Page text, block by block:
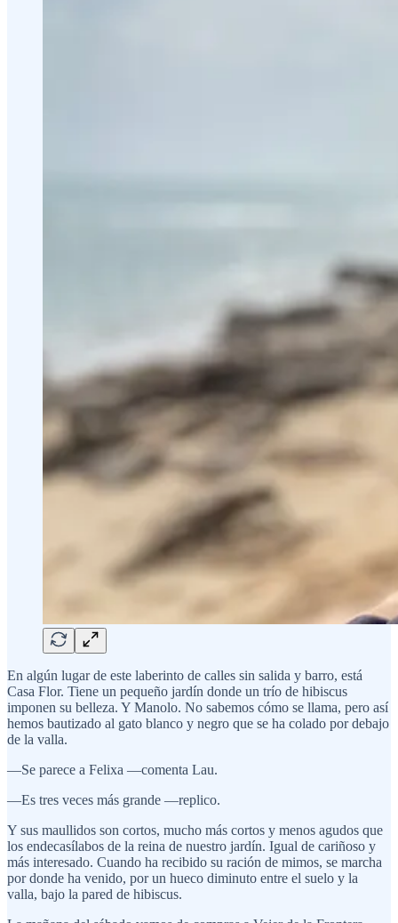
En algún lugar de este laberinto de calles sin salida y barro, está
Casa Flor. Tiene un pequeño jardín donde un trío de hibiscus
imponen su belleza. Y Manolo. No sabemos cómo se llama, pero así
hemos bautizado al gato blanco y negro que se ha colado por debajo
de la valla.
—Se parece a Felixa —comenta Lau.
—Es tres veces más grande —replico.
Y sus maullidos son cortos, mucho más cortos y menos agudos que
los endecasílabos de la reina de nuestro jardín. Igual de cariñoso y
más interesado. Cuando ha recibido su ración de mimos, se marcha
por donde ha venido, por un hueco diminuto entre el suelo y la
valla, bajo la pared de hibiscus.